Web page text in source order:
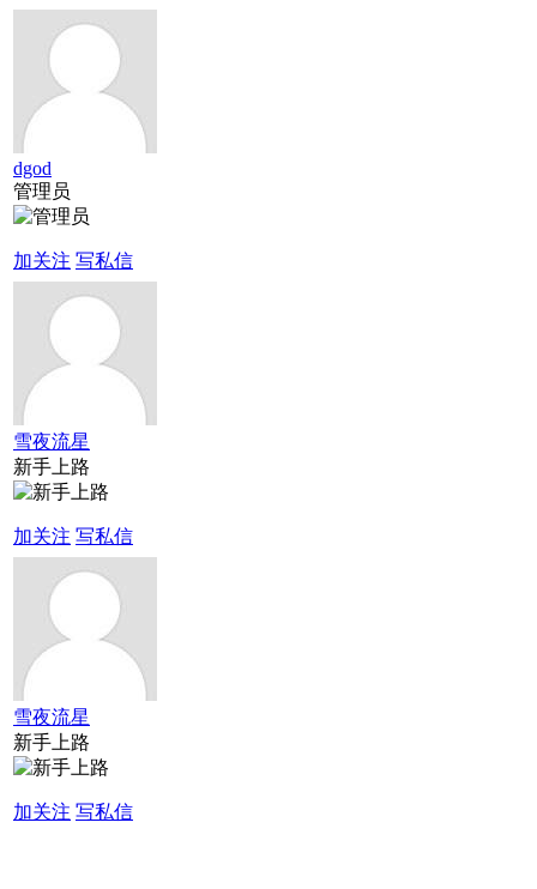
dgod
管理员
加关注 写私信
雪夜流星
新手上路
加关注 写私信
雪夜流星
新手上路
加关注 写私信